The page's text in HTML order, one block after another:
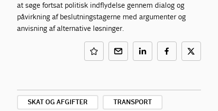
at søge fortsat politisk indflydelse gennem dialog og
påvirkning af beslutningstagerne med argumenter og
anvisning af alternative løsninger.
SKAT OG AFGIFTER TRANSPORT